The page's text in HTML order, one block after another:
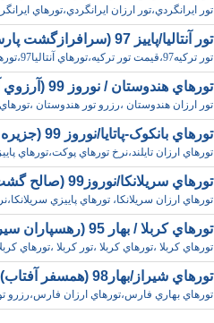
تور ايرانگردي،تور ارزان ايرانگردي،تورهاي ايرانگردي بهار98،تور بهاري ايرانگردي،رزرو
تور آنتاليا/پاييز 97 (سرافرازگشت پارسي)
تور ترکيه97،قيمت تور ترکيه،تورهاي آنتاليا97،تورهاي بدروم97
تورهاي هندوستان / نوروز 99 (آرزوي آسمان آبي)
تور ارزان هندوستان ،رزرو تور هندوستان
تورهاي بانکوک-پاتايا/نوروز 99 (جزيره سفر ايرانيان )
تورهاي ارزان تايلند،نرخ تورهاي پوکت،تورهاي پاييزي
تورهاي سريلانکا/نوروز99 (صالح گشت)
تورهاي ارزان سريلانکا، تورهاي پاييزي سريلانکا،نرخ
تورهاي کربلا / بهار 95 (رهسپاران سير نور)
تورهاي کربلا ،تورهاي کربلا ،تور کربلا ،تورهاي
تورهاي شيراز/بهار98 (همسفر آفتاب)
تورهاي بهاري فارس،تورهاي ارزان فارس،رزرو تورهاي